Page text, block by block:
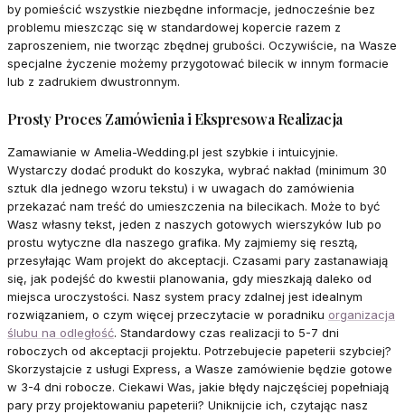
by pomieścić wszystkie niezbędne informacje, jednocześnie bez
problemu mieszcząc się w standardowej kopercie razem z
zaproszeniem, nie tworząc zbędnej grubości. Oczywiście, na Wasze
specjalne życzenie możemy przygotować bilecik w innym formacie
lub z zadrukiem dwustronnym.
Prosty Proces Zamówienia i Ekspresowa Realizacja
Zamawianie w Amelia-Wedding.pl jest szybkie i intuicyjnie.
Wystarczy dodać produkt do koszyka, wybrać nakład (minimum 30
sztuk dla jednego wzoru tekstu) i w uwagach do zamówienia
przekazać nam treść do umieszczenia na bilecikach. Może to być
Wasz własny tekst, jeden z naszych gotowych wierszyków lub po
prostu wytyczne dla naszego grafika. My zajmiemy się resztą,
przesyłając Wam projekt do akceptacji. Czasami pary zastanawiają
się, jak podejść do kwestii planowania, gdy mieszkają daleko od
miejsca uroczystości. Nasz system pracy zdalnej jest idealnym
rozwiązaniem, o czym więcej przeczytacie w poradniku organizacja
ślubu na odległość. Standardowy czas realizacji to 5-7 dni
roboczych od akceptacji projektu. Potrzebujecie papeterii szybciej?
Skorzystajcie z usługi Express, a Wasze zamówienie będzie gotowe
w 3-4 dni robocze. Ciekawi Was, jakie błędy najczęściej popełniają
pary przy projektowaniu papeterii? Uniknijcie ich, czytając nasz